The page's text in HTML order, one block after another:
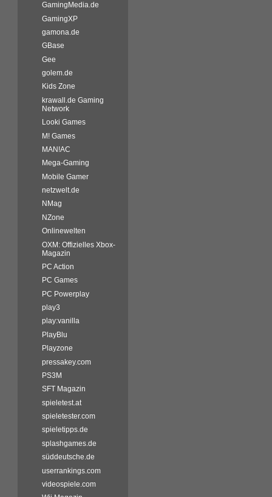
GamingMedia.de
GamingXP
gamona.de
GBase
Gee
golem.de
Kids Zone
krawall.de Gaming
Network
Looki Games
M! Games
MAN!AC
Mega-Gaming
Mobile Gamer
netzwelt.de
NMag
NZone
Onlinewelten
OXM: Offizielles Xbox-
Magazin
PC Action
PC Games
PC Powerplay
play3
play:vanilla
PlayBlu
Playzone
pressakey.com
PS3M
SFT Magazin
spieletest.at
spieletester.com
spieletipps.de
splashgames.de
süddeutsche.de
userrankings.com
videospiele.com